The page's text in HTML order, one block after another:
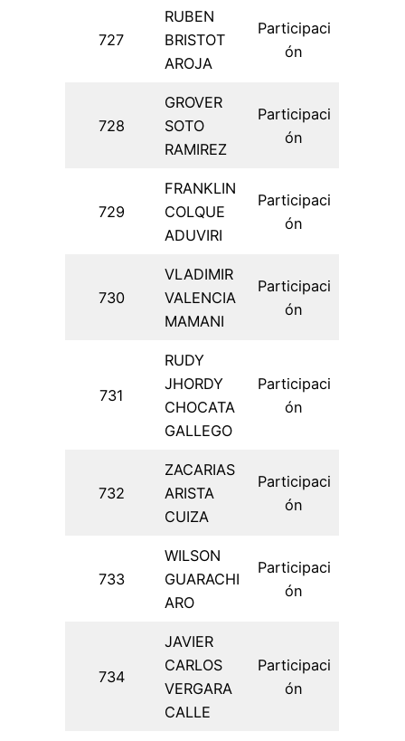
727
RUBEN
BRISTOT
AROJA
Participaci
ón
728
GROVER
SOTO
RAMIREZ
Participaci
ón
729
FRANKLIN
COLQUE
ADUVIRI
Participaci
ón
730
VLADIMIR
VALENCIA
MAMANI
Participaci
ón
731
RUDY
JHORDY
CHOCATA
GALLEGO
Participaci
ón
732
ZACARIAS
ARISTA
CUIZA
Participaci
ón
733
WILSON
GUARACHI
ARO
Participaci
ón
734
JAVIER
CARLOS
VERGARA
CALLE
Participaci
ón